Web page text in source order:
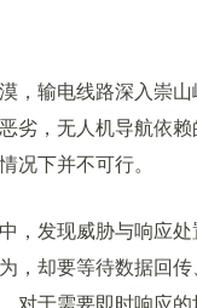
输电线路深入崇山
劣，无人机导航依
况下并不可行。
发现威胁与响应处
，却要等待数据回
对于需要即时响应